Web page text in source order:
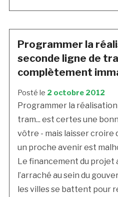
Programmer la
seconde ligne de
complètement
Posté le 2 octobre 2012
Programmer la réalisation
tram... est certes une
vôtre - mais laisser croire
un proche avenir est
Le financement du projet
l’arraché au sein du
les villes se battent pour